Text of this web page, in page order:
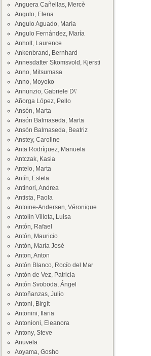
Anguera Cañellas, Mercè
Angulo, Elena
Angulo Aguado, María
Angulo Fernández, María
Anholt, Laurence
Ankenbrand, Bernhard
Annesdatter Skomsvold, Kjersti
Anno, Mitsumasa
Anno, Moyoko
Annunzio, Gabriele D\'
Añorga López, Pello
Ansón, Marta
Ansón Balmaseda, Marta
Ansón Balmaseda, Beatriz
Anstey, Caroline
Anta Rodríguez, Manuela
Antczak, Kasia
Antelo, Marta
Antín, Estela
Antinori, Andrea
Antista, Paola
Antoine-Andersen, Véronique
Antolín Villota, Luisa
Antón, Rafael
Antón, Mauricio
Antón, María José
Anton, Anton
Antón Blanco, Rocío del Mar
Antón de Vez, Patricia
Antón Svoboda, Ángel
Antoñanzas, Julio
Antoni, Birgit
Antonini, Ilaria
Antonioni, Eleanora
Antony, Steve
Anuvela
Aoyama, Gosho